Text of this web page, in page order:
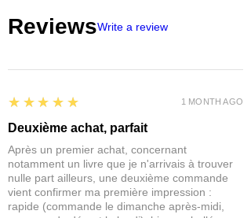
Ils existent en différentes formes et
tailles pour répondre à tous les besoins
dioramas et les décors.
parfait pour le 1:48.
Contient : x50 purity seals
ReviewsWrite a review
5
★★★★★
Deuxième achat, parfait
Après un premier achat, concernant
notamment un livre que je n'arrivais à trouver
nulle part ailleurs, une deuxième commande
vient confirmer ma première impression :
rapide (commande le dimanche après-midi,
1 MONTH AGO